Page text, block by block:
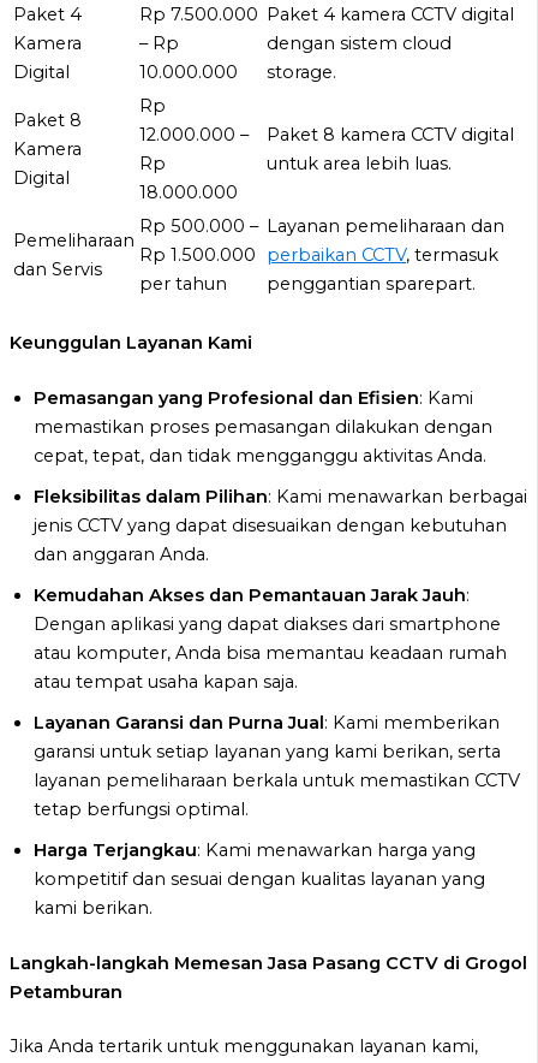
Paket 4
Kamera
Digital
Rp 7.500.000
– Rp
10.000.000
Paket 4 kamera CCTV digital
dengan sistem cloud
storage.
Paket 8
Kamera
Digital
Rp
12.000.000 –
Rp
18.000.000
Paket 8 kamera CCTV digital
untuk area lebih luas.
Pemeliharaan
dan Servis
Rp 500.000 –
Rp 1.500.000
per tahun
Layanan pemeliharaan dan
perbaikan CCTV, termasuk
penggantian sparepart.
Keunggulan Layanan Kami
Pemasangan yang Profesional dan Efisien: Kami
memastikan proses pemasangan dilakukan dengan
cepat, tepat, dan tidak mengganggu aktivitas Anda.
Fleksibilitas dalam Pilihan: Kami menawarkan berbagai
jenis CCTV yang dapat disesuaikan dengan kebutuhan
dan anggaran Anda.
Kemudahan Akses dan Pemantauan Jarak Jauh:
Dengan aplikasi yang dapat diakses dari smartphone
atau komputer, Anda bisa memantau keadaan rumah
atau tempat usaha kapan saja.
Layanan Garansi dan Purna Jual: Kami memberikan
garansi untuk setiap layanan yang kami berikan, serta
layanan pemeliharaan berkala untuk memastikan CCTV
tetap berfungsi optimal.
Harga Terjangkau: Kami menawarkan harga yang
kompetitif dan sesuai dengan kualitas layanan yang
kami berikan.
Langkah-langkah Memesan Jasa Pasang CCTV di Grogol
Petamburan
Jika Anda tertarik untuk menggunakan layanan kami,